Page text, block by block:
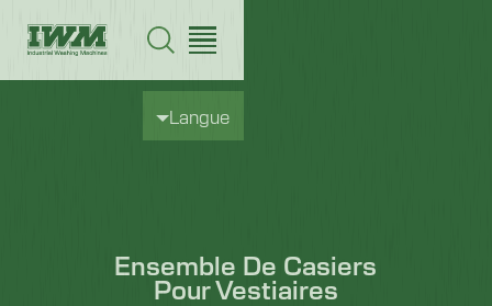
Langue
Ensemble De Casiers
Pour Vestiaires